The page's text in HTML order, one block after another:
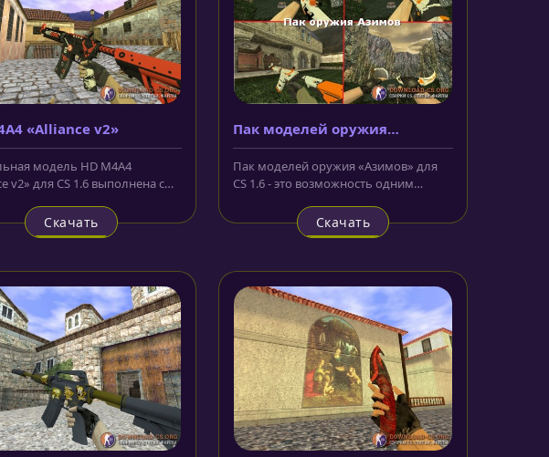
«Alliance v2»
модель HD M4A4
v2» для CS 1.6 выполнена с
Скачать
Пак моделей оружия
«Азимов»
Пак моделей оружия «Азимов» для
CS 1.6 - это возможность одним
вашего...
Скачать